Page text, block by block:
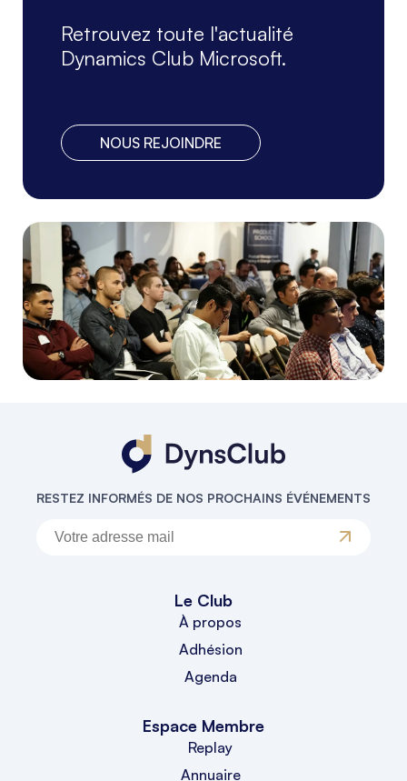
Retrouvez toute l'actualité
Dynamics Club Microsoft.
NOUS REJOINDRE
RESTEZ INFORMÉS DE NOS PROCHAINS ÉVÉNEMENTS
Le Club
À propos
Adhésion
Agenda
Espace Membre
Replay
Annuaire